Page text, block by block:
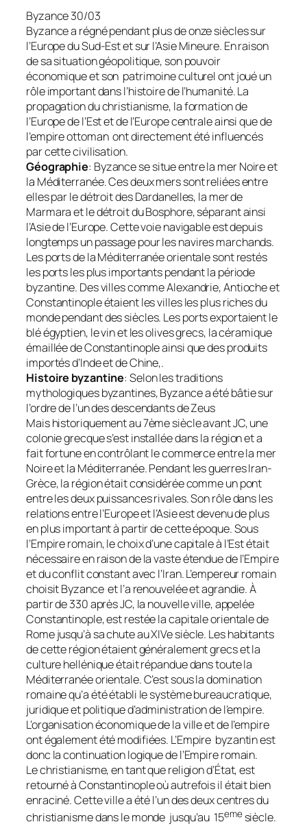
Byzance 30/03
Byzance a régné pendant plus de onze siècles sur
l’Europe du Sud-Est et sur l’Asie Mineure. En raison
de sa situation géopolitique, son pouvoir
économique et son patrimoine culturel ont joué un
rôle important dans l’histoire de l’humanité. La
propagation du christianisme, la formation de
l’Europe de l’Est et de l’Europe centrale ainsi que de
l’empire ottoman ont directement été influencés
par cette civilisation.
Géographie: Byzance se situe entre la mer Noire et
la Méditerranée. Ces deux mers sont reliées entre
elles par le détroit des Dardanelles, la mer de
Marmara et le détroit du Bosphore, séparant ainsi
l’Asie de l’Europe. Cette voie navigable est depuis
longtemps un passage pour les navires marchands.
Les ports de la Méditerranée orientale sont restés
les ports les plus importants pendant la période
byzantine. Des villes comme Alexandrie, Antioche et
Constantinople étaient les villes les plus riches du
monde pendant des siècles. Les ports exportaient le
blé égyptien, le vin et les olives grecs, la céramique
émaillée de Constantinople ainsi que des produits
importés d’Inde et de Chine,.
Histoire byzantine: Selon les traditions
mythologiques byzantines, Byzance a été bâtie sur
l’ordre de l’un des descendants de Zeus
Mais historiquement au 7ème siècle avant JC, une
colonie grecque s’est installée dans la région et a
fait fortune en contrôlant le commerce entre la mer
Noire et la Méditerranée. Pendant les guerres Iran-
Grèce, la région était considérée comme un pont
entre les deux puissances rivales. Son rôle dans les
relations entre l’Europe et l’Asie est devenu de plus
en plus important à partir de cette époque. Sous
l’Empire romain, le choix d’une capitale à l’Est était
nécessaire en raison de la vaste étendue de l’Empire
et du conflit constant avec l’Iran. L’empereur romain
choisit Byzance et l’a renouvelée et agrandie. À
partir de 330 après JC, la nouvelle ville, appelée
Constantinople, est restée la capitale orientale de
Rome jusqu’à sa chute au XIVe siècle. Les habitants
de cette région étaient généralement grecs et la
culture hellénique était répandue dans toute la
Méditerranée orientale. C’est sous la domination
romaine qu’a été établi le système bureaucratique,
juridique et politique d’administration de l’empire.
L’organisation économique de la ville et de l’empire
ont également été modifiées. L’Empire byzantin est
donc la continuation logique de l’Empire romain.
Le christianisme, en tant que religion d’État, est
retourné à Constantinople où autrefois il était bien
enraciné. Cette ville a été l’un des deux centres du
christianisme dans le monde jusqu’au 15eme siècle.